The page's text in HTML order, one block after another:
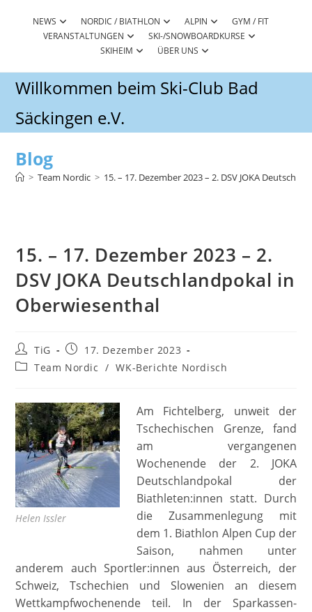
NEWS NORDIC / BIATHLON ALPIN
GYM / FIT
VERANSTALTUNGEN
SKI-/SNOWBOARDKURSE
SKIHEIM
ÜBER UNS
Willkommen beim Ski-Club Bad
Säckingen e.V.
Blog
> Team Nordic > 15. – 17. Dezember 2023 – 2. DSV JOKA
15. – 17. Dezember 2023 – 2.
DSV JOKA Deutschlandpokal in
Oberwiesenthal
Beitrags-
Autor:
TiG
Beitrag
veröffentlicht:
17. Dezember 2023
Beitrags-
Team Nordic / WK-Berichte Nordisch
Helen Issler
Am Fichtelberg, unweit der
Tschechischen Grenze, fand
am vergangenen
Wochenende der 2. JOKA
Deutschlandpokal der
Biathleten:innen statt. Durch
die Zusammenlegung mit
dem 1. Biathlon Alpen Cup der
Saison, nahmen unter
anderem auch Sportler:innen aus Österreich, der
Schweiz, Tschechien und Slowenien an diesem
Wettkampfwochenende teil. In der Sparkassen-